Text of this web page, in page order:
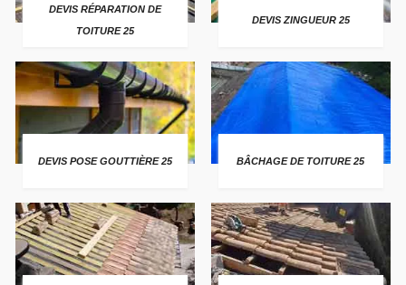
DEVIS RÉPARATION DE
TOITURE 25
DEVIS ZINGUEUR 25
DEVIS POSE GOUTTIÈRE 25 BÂCHAGE DE TOITURE 25